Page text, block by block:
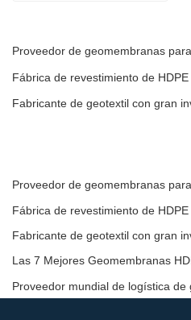
Fábrica de revestimiento de
Fabricante de geotextil con gran
Las 7 Mejores Geomembranas
Proveedor mundial de logística de